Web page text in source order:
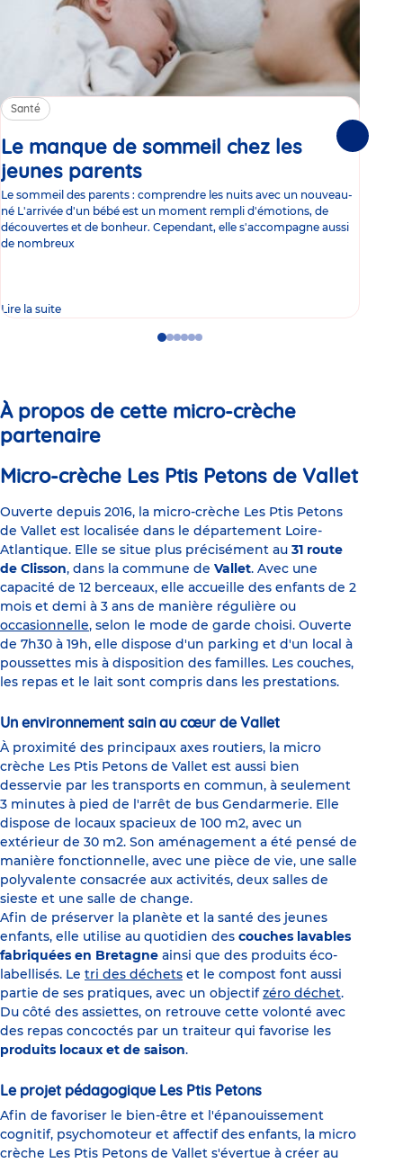
Santé
Le manque de sommeil chez les
jeunes parents
Le sommeil des parents : comprendre les nuits avec un nouveau-
né L'arrivée d'un bébé est un moment rempli d'émotions, de
découvertes et de bonheur. Cependant, elle s'accompagne aussi
de nombreux
Lire la suite
GoGoGoGo
GoGo
À propos de cette micro-crèche
partenaire
Micro-crèche Les Ptis Petons de Vallet
Ouverte depuis 2016, la micro-crèche Les Ptis Petons
de Vallet est localisée dans le département Loire-
Atlantique. Elle se situe plus précisément au 31 route
de Clisson, dans la commune de Vallet. Avec une
capacité de 12 berceaux, elle accueille des enfants de 2
mois et demi à 3 ans de manière régulière ou
occasionnelle, selon le mode de garde choisi. Ouverte
de 7h30 à 19h, elle dispose d'un parking et d'un local à
poussettes mis à disposition des familles. Les couches,
les repas et le lait sont compris dans les prestations.
Un environnement sain au cœur de Vallet
À proximité des principaux axes routiers, la micro
crèche Les Ptis Petons de Vallet est aussi bien
desservie par les transports en commun, à seulement
3 minutes à pied de l'arrêt de bus Gendarmerie. Elle
dispose de locaux spacieux de 100 m2, avec un
extérieur de 30 m2. Son aménagement a été pensé de
manière fonctionnelle, avec une pièce de vie, une salle
polyvalente consacrée aux activités, deux salles de
sieste et une salle de change.
Afin de préserver la planète et la santé des jeunes
enfants, elle utilise au quotidien des couches lavables
fabriquées en Bretagne ainsi que des produits éco-
labellisés. Le tri des déchets et le compost font aussi
partie de ses pratiques, avec un objectifzéro déchet.
Du côté des assiettes, on retrouve cette volonté avec
des repas concoctés par un traiteur qui favorise les
produits locaux et de saison.
Le projet pédagogique Les Ptis Petons
Afin de favoriser le bien-être et l'épanouissement
cognitif, psychomoteur et affectif des enfants, la micro
crèche Les Ptis Petons de Vallet s'évertue à créer au